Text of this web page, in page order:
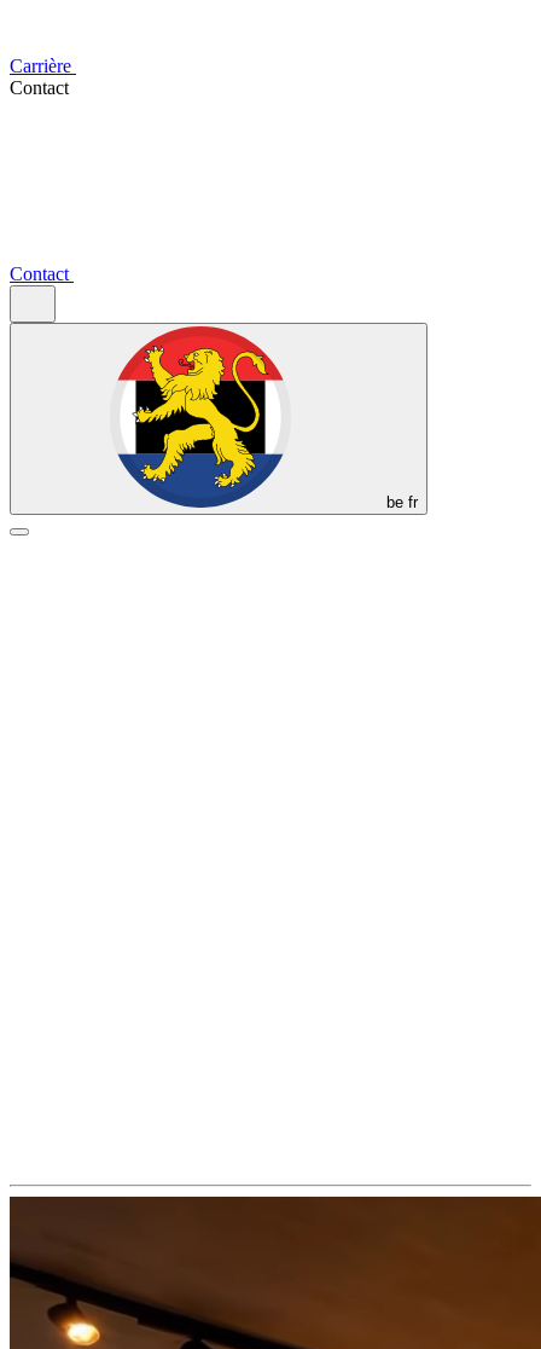
Carrière
Contact
Contact
be fr